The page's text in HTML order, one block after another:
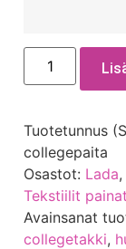
Tuotetunnus
collegepaita
Osastot: Lada,
Tekstiilit
Avainsanat
collegetakki,